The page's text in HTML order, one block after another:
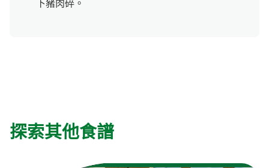
下豬肉碎。
探索其他食譜